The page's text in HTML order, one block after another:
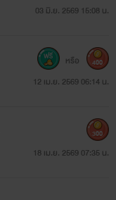
03 มิ.ย. 2569 15:08 น.
12 เม.ย. 2569 06:14 น.
หรือ 400
18 เม.ย. 2569 07:35 น.
300